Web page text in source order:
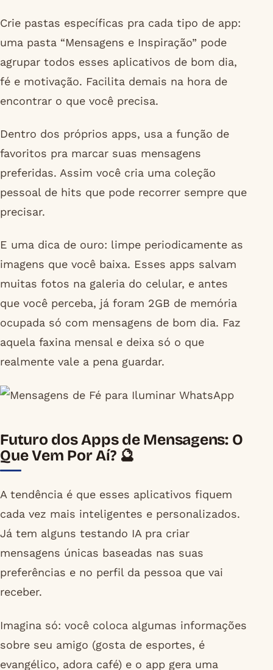
Crie pastas específicas pra cada tipo de app:
uma pasta “Mensagens e Inspiração” pode
agrupar todos esses aplicativos de bom dia,
fé e motivação. Facilita demais na hora de
encontrar o que você precisa.
Dentro dos próprios apps, usa a função de
favoritos pra marcar suas mensagens
preferidas. Assim você cria uma coleção
pessoal de hits que pode recorrer sempre que
precisar.
E uma dica de ouro: limpe periodicamente as
imagens que você baixa. Esses apps salvam
muitas fotos na galeria do celular, e antes
que você perceba, já foram 2GB de memória
ocupada só com mensagens de bom dia. Faz
aquela faxina mensal e deixa só o que
realmente vale a pena guardar.
Futuro dos Apps de Mensagens: O
Que Vem Por Aí? 🔮
A tendência é que esses aplicativos fiquem
cada vez mais inteligentes e personalizados.
Já tem alguns testando IA pra criar
mensagens únicas baseadas nas suas
preferências e no perfil da pessoa que vai
receber.
Imagina só: você coloca algumas informações
sobre seu amigo (gosta de esportes, é
evangélico, adora café) e o app gera uma